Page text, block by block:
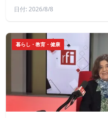
日付: 2026/8/8
暮らし・教育・健康